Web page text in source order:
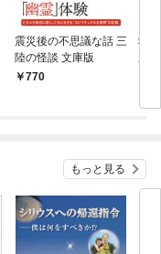
震災後の不思議な話 三
陸の怪談 文庫版
770
救
もっと見る